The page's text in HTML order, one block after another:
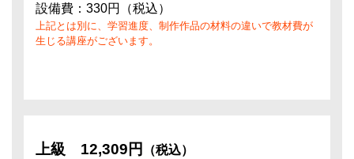
設備費：330円（税込）
上記とは別に、学習進度、制作作品の材料の違いで教材費が
生じる講座がございます。
上級 12,309円 （税込）